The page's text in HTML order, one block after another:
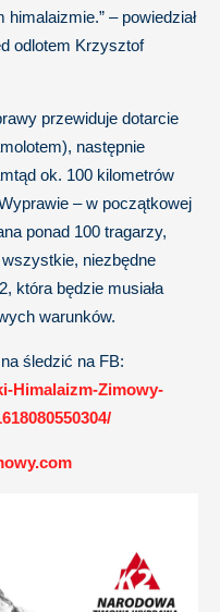
– powiedział
odlotem Krzysztof
przewiduje dotarcie
następnie
ok. 100 kilometrów
– w początkowej
ponad 100 tragarzy,
niezbędne
która będzie musiała
warunków.
śledzić na FB:
Himalaizm-Zimowy-